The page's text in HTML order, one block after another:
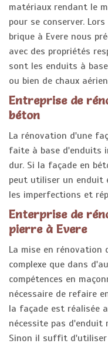
matériaux rendant le
pour se conserver.
brique à Evere nous
avec des propriétés
sont les enduits à
ou bien de chaux
Entreprise de
béton
La rénovation d'une
faite à base d'enduits
dur. Si la façade en
peut utiliser un enduit
les imperfections et
Enterprise de
pierre à Evere
La mise en rénovation
complexe que dans
compétences en
nécessaire de refaire
la façade est réalisée
nécessite pas d'enduit
Sinon il suffit d'utiliser